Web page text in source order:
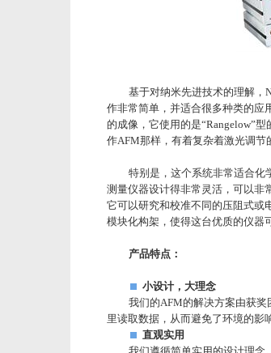
基于对纳米先进技术的理解，
作非常简单，并适合很多种类的应
的成像，它使用的是“Rangelow”
作AFM那样，有着复杂着激光调节
特别是，这个系统非常适合化
测量仪器设计得非常灵活，可以非
它可以研究和校准不同的压阻式或
模块化构架，使得这台优质的仪器
产品特点：
小设计，大理念
我们的AFM的解决方案由获
里读取数据，从而避免了环境的影
直观实用